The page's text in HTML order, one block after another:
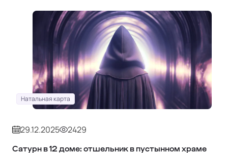
Натальная карта
29.12.2025 2429
Сатурн в 12 доме: отшельник в пустынном храме